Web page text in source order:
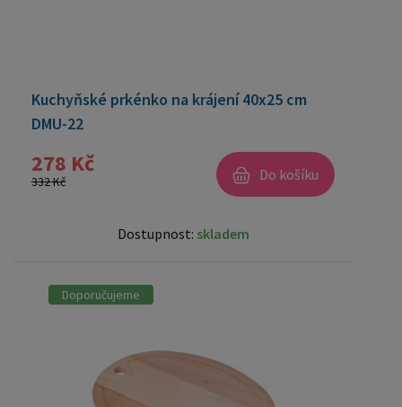
Kuchyňské prkénko na krájení 40x25 cm
DMU-22
278 Kč
332 Kč Do košíku
Dostupnost: skladem
Doporučujeme